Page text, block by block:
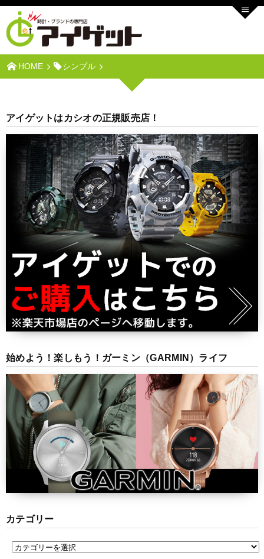
HOME シンプル
アイゲットはカシオの正規販売店！
始めよう！楽しもう！ガーミン（GARMIN）ライフ
カテゴリー